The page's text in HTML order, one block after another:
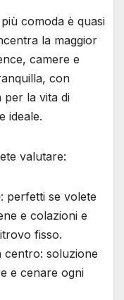
comoda è quasi
la maggior
camere e
con
per la vita di
ideale.
valutare:
: perfetti se volete
e colazioni e
fisso.
centro: soluzione
e cenare ogni